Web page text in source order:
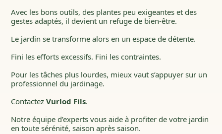
Avec les bons outils, des plantes peu exigeantes et des
gestes adaptés, il devient un refuge de bien-être.
Le jardin se transforme alors en un espace de détente.
Fini les efforts excessifs. Fini les contraintes.
Pour les tâches plus lourdes, mieux vaut s’appuyer sur un
professionnel du jardinage.
ContactezVurlod Fils.
Notre équipe d’experts vous aide à profiter de votre jardin
en toute sérénité, saison après saison.